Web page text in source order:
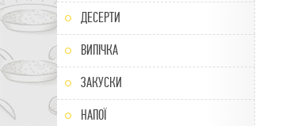
ДЕСЕРТИ
ВИПІЧКА
ЗАКУСКИ
НАПОЇ